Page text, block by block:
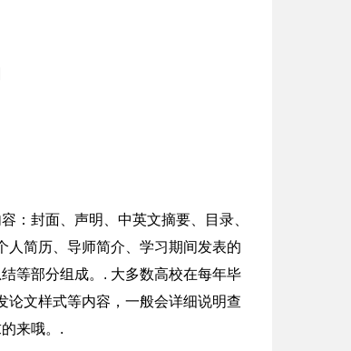
：封面、声明、中英文摘要、目录、
人简历、导师简介、学习期间发表的
等部分组成。. 大多数高校在每年毕
论文样式等内容，一般会详细说明查
来哦。.